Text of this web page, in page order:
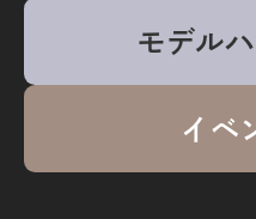
モデル
イベ